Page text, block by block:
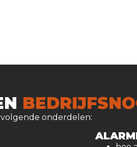
onderdelen: